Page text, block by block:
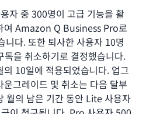
자 중 300명이 고급 기능을 활
여 Amazon Q Business Pro로
니다. 또한 퇴사한 사용자 10명
을 취소하기로 결정했습니다.
10일에 적용되었습니다. 업그
그레이드 및 취소는 다음 달부
월의 남은 기간 동안 Lite 사용자